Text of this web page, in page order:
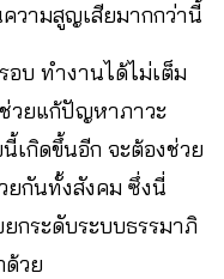
วามสูญเสียมากกว่านี้
อบ ทำงานได้ไม่เต็ม
วยแก้ปัญหาภาวะ
เกิดขึ้นอีก จะต้องช่วย
ยกันทั้งสังคม ซึ่งนี่
กระดับระบบธรรมาภิ
ด้วย